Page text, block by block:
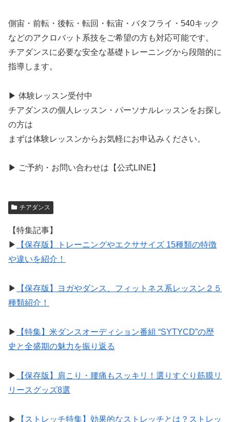
側宙・前転・後転・転回・転宙・バタフライ・540キック
などのアクロバット系技をご希望の方も対応可能です。
チアダンスに必要な安全な基礎トレーニングから段階的に
指導します。
▶︎ 体験レッスン受付中
チアダンスの個人レッスン・パーソナルレッスンをお探し
の方は
まずは体験レッスンからお気軽にお申込みください。
▶︎ ご予約・お問い合わせは【公式LINE】
チアダンス
【特集記事】
▶︎
【保存版】トレーニングやエクササイズ 15種類の特徴
や違いを紹介！
▶︎
【保存版】ヨガやダンス、フィットネス系レッスン２５
種類紹介！
▶︎
【特集】米ダンスオーディション番組 “SYTYCD”の歴
史と全盛期の魅力を振り返る
▶︎
【保存版】肩こり・腰痛もスッキリ！選りすぐり筋膜リ
リースグッズ8選
▶︎ 【ストレッチ特集】効果的なストレッチとは？ストレッ